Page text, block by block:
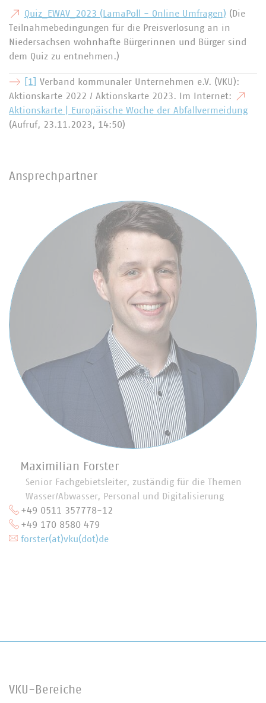
Quiz_EWAV_2023 (LamaPoll - Online Umfragen) (Die
Teilnahmebedingungen für die Preisverlosung an in
Niedersachsen wohnhafte Bürgerinnen und Bürger sind
dem Quiz zu entnehmen.)
[1]
Verband kommunaler Unternehmen e.V. (VKU):
Aktionskarte 2022 / Aktionskarte 2023. Im Internet:
Aktionskarte | Europäische Woche der Abfallvermeidung
(Aufruf, 23.11.2023, 14:50)
Ansprechpartner
Maximilian Forster
Senior Fachgebietsleiter, zuständig für die Themen
Wasser/Abwasser, Personal und Digitalisierung
+49 0511 357778-12
+49 170 8580 479
forster(at)vku(dot)de
VKU-Bereiche